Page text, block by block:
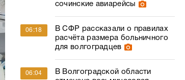
сочинские авиарейсы
06:18
В СФР рассказали о правилах
расчёта размера больничного
для волгоградцев
06:04
В Волгоградской области